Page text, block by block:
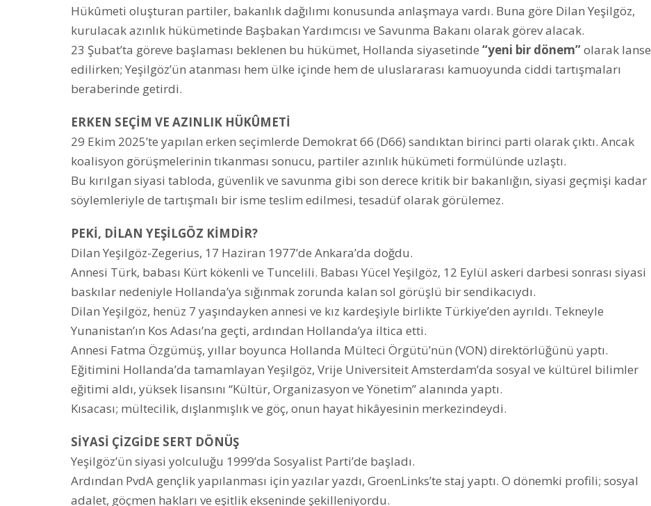
Hükûmeti oluşturan partiler, bakanlık dağılımı konusunda anlaşmaya vardı. Buna göre Dilan Yeşilgöz,
kurulacak azınlık hükümetinde Başbakan Yardımcısı ve Savunma Bakanı olarak görev alacak.
23 Şubat’ta göreve başlaması beklenen bu hükümet, Hollanda siyasetinde “yeni bir dönem”olarak lanse
edilirken; Yeşilgöz’ün atanması hem ülke içinde hem de uluslararası kamuoyunda ciddi tartışmaları
beraberinde getirdi.
ERKEN SEÇİM VE AZINLIK HÜKÛMETİ
29 Ekim 2025’te yapılan erken seçimlerde Demokrat 66 (D66) sandıktan birinci parti olarak çıktı. Ancak
koalisyon görüşmelerinin tıkanması sonucu, partiler azınlık hükümeti formülünde uzlaştı.
Bu kırılgan siyasi tabloda, güvenlik ve savunma gibi son derece kritik bir bakanlığın, siyasi geçmişi kadar
söylemleriyle de tartışmalı bir isme teslim edilmesi, tesadüf olarak görülemez.
PEKİ, DİLAN YEŞİLGÖZ KİMDİR?
Dilan Yeşilgöz-Zegerius, 17 Haziran 1977’de Ankara’da doğdu.
Annesi Türk, babası Kürt kökenli ve Tuncelili. Babası Yücel Yeşilgöz, 12 Eylül askeri darbesi sonrası siyasi
baskılar nedeniyle Hollanda’ya sığınmak zorunda kalan sol görüşlü bir sendikacıydı.
Dilan Yeşilgöz, henüz 7 yaşındayken annesi ve kız kardeşiyle birlikte Türkiye’den ayrıldı. Tekneyle
Yunanistan’ın Kos Adası’na geçti, ardından Hollanda’ya iltica etti.
Annesi Fatma Özgümüş, yıllar boyunca Hollanda Mülteci Örgütü’nün (VON) direktörlüğünü yaptı.
Eğitimini Hollanda’da tamamlayan Yeşilgöz, Vrije Universiteit Amsterdam’da sosyal ve kültürel bilimler
eğitimi aldı, yüksek lisansını “Kültür, Organizasyon ve Yönetim” alanında yaptı.
Kısacası; mültecilik, dışlanmışlık ve göç, onun hayat hikâyesinin merkezindeydi.
SİYASİ ÇİZGİDE SERT DÖNÜŞ
Yeşilgöz’ün siyasi yolculuğu 1999’da Sosyalist Parti’de başladı.
Ardından PvdA gençlik yapılanması için yazılar yazdı, GroenLinks’te staj yaptı. O dönemki profili; sosyal
adalet, göçmen hakları ve eşitlik ekseninde şekilleniyordu.